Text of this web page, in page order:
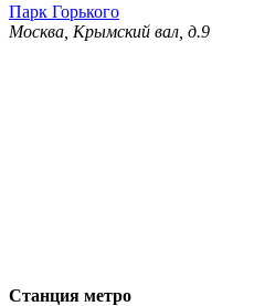
Парк Горького
Москва, Крымский вал, д.9
Станция метро